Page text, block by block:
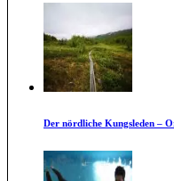
Der nördliche Kungsleden –